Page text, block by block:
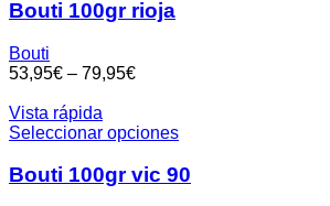
Bouti 100gr rioja
Bouti
53,95€ – 79,95€
Vista rápida
Seleccionar opciones
Bouti 100gr vic 90